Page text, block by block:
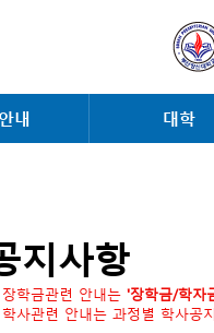
내 대학
지사항
학금관련 안내는 '장학금/학자
사관련 안내는 과정별 학사공